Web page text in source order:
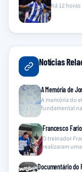
há 12 horas
Notícias
A Memória de
A memória do
fundamental
Francesco
O treinador
realizaram
Documentário do